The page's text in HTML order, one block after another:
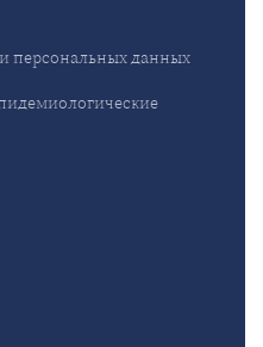
персональных данных